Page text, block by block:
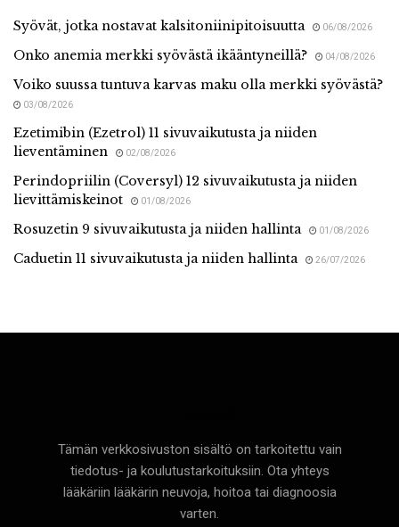
Syövät, jotka nostavat kalsitoniinipitoisuutta 06/08/2026
Onko anemia merkki syövästä ikääntyneillä? 04/08/2026
Voiko suussa tuntuva karvas maku olla merkki syövästä?
03/08/2026
Ezetimibin (Ezetrol) 11 sivuvaikutusta ja niiden
lieventäminen
02/08/2026
Perindopriilin (Coversyl) 12 sivuvaikutusta ja niiden
lievittämiskeinot
01/08/2026
Rosuzetin 9 sivuvaikutusta ja niiden hallinta 01/08/2026
Caduetin 11 sivuvaikutusta ja niiden hallinta 26/07/2026
Tämän verkkosivuston sisältö on tarkoitettu vain
tiedotus- ja koulutustarkoituksiin. Ota yhteys
lääkäriin lääkärin neuvoja, hoitoa tai diagnoosia
varten.